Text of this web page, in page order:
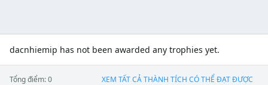
dacnhiemip has not been awarded any trophies yet.
Tổng điểm: 0 XEM TẤT CẢ THÀNH TÍCH CÓ THỂ ĐẠT ĐƯỢC